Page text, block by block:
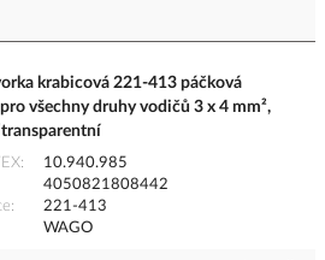
krabicová 221-413 páčková
všechny druhy vodičů 3 x 4 mm²,
10.940.985
4050821808442
221-413
WAGO